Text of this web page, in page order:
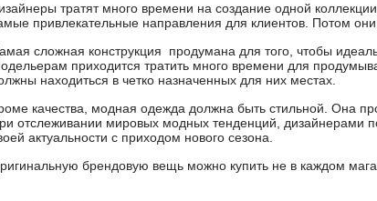
тратят много времени на создание одной
привлекательные направления для клиентов. Потом
сложная конструкция продумана для того, чтобы
приходится тратить много времени для
находиться в четко назначенных для них местах.
качества, модная одежда должна быть стильной. Она
отслеживании мировых модных тенденций, дизайнерами
актуальности с приходом нового сезона.
брендовую вещь можно купить не в каждом